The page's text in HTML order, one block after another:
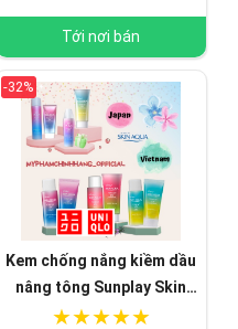
Tới nơi bán
-32%
Kem chống nắng kiềm dầu
nâng tông Sunplay Skin
Aqua Tone Up UV Milk 50g